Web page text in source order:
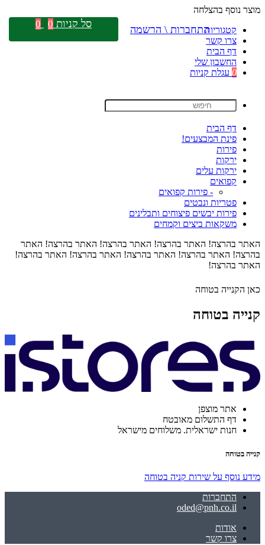
מוצר נוסף בהצלחה
קטגוריות
צרו קשר
דף הבית
החשבון שלי
0 עגלת קניות
דף הבית
פינת המבצעים!
פירות
ירקות
ירקות עלים
קפואים
- פירות קפואים
פטריות ונבטים
פירות יבשים פיצוחים ותבלינים
משקאות ביצים וקמחים
האתר בהרצה! האתר בהרצה! האתר בהרצה! האתר בהרצה! האתר
בהרצה! האתר בהרצה! האתר בהרצה! האתר בהרצה! האתר בהרצה!
האתר בהרצה!
כאן הקנייה בטוחה
קנייה בטוחה
אתר מוצפן
דף התשלום מאובטח
חנות ישראלית. משלוחים מישראל
קנייה בטוחה
מידע נוסף על שירות קניה בטוחה
התחברות
oded@pnh.co.il
אודות
צרו קשר
התחברות \ הרשמה סל קניות 0
0